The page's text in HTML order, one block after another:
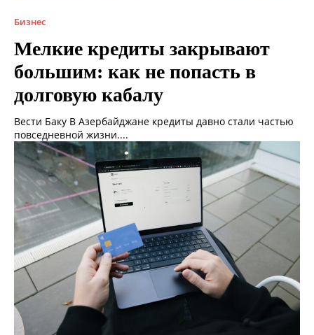
Бизнес
Мелкие кредиты закрывают
большим: как не попасть в
долговую кабалу
Вести Баку В Азербайджане кредиты давно стали частью
повседневной жизни....